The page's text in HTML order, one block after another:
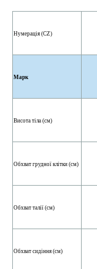
Нумерація (CZ)
Марк
Висота тіла (см)
Обхват грудної клітки (см)
Обхват талії (см)
Обхват сидіння (см)